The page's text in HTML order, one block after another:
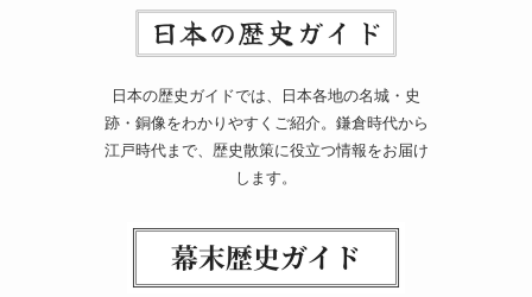
日本の歴史ガイドでは、日本各地の名城・史
跡・銅像をわかりやすくご紹介。鎌倉時代から
江戸時代まで、歴史散策に役立つ情報をお届け
します。